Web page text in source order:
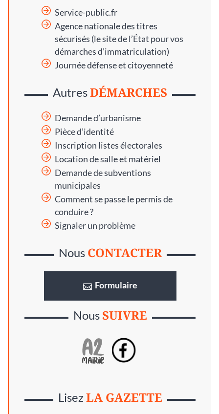
Service-public.fr
Agence nationale des titres
sécurisés (le site de l’État pour vos
démarches d’immatriculation)
Journée défense et citoyenneté
AutresDÉMARCHES
Demande d’urbanisme
Pièce d’identité
Inscription listes électorales
Location de salle et matériel
Demande de subventions
municipales
Comment se passe le permis de
conduire ?
Signaler un problème
Nous CONTACTER
Formulaire
NousSUIVRE
LisezLA GAZETTE